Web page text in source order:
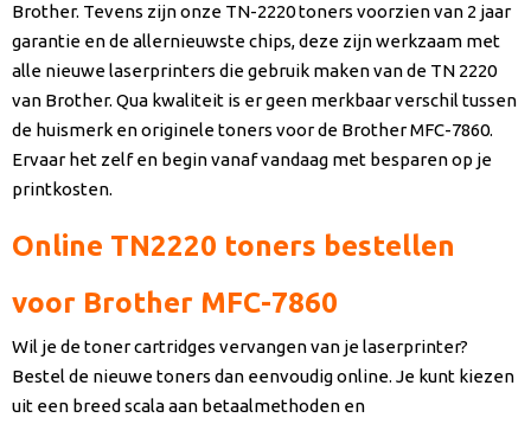
Brother. Tevens zijn onze TN-2220 toners voorzien van 2 jaar
garantie en de allernieuwste chips, deze zijn werkzaam met
alle nieuwe laserprinters die gebruik maken van de TN 2220
van Brother. Qua kwaliteit is er geen merkbaar verschil tussen
de huismerk en originele toners voor de Brother MFC-7860.
Ervaar het zelf en begin vanaf vandaag met besparen op je
printkosten.
Online TN2220 toners bestellen
voor Brother MFC-7860
Wil je de toner cartridges vervangen van je laserprinter?
Bestel de nieuwe toners dan eenvoudig online. Je kunt kiezen
uit een breed scala aan betaalmethoden en